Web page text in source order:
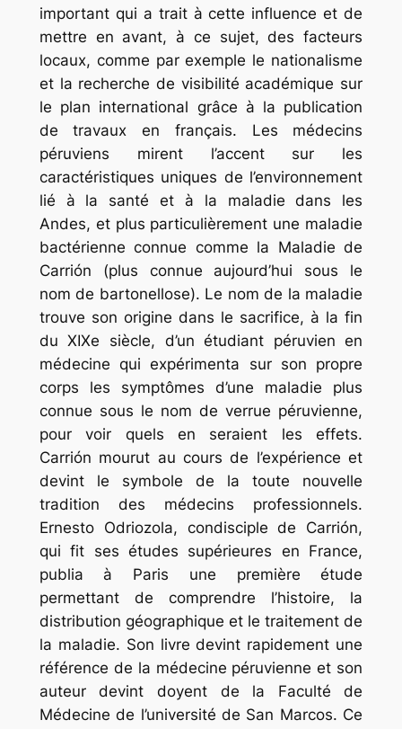
important qui a trait à cette influence et de
mettre en avant, à ce sujet, des facteurs
locaux, comme par exemple le nationalisme
et la recherche de visibilité académique sur
le plan international grâce à la publication
de travaux en français. Les médecins
péruviens mirent l’accent sur les
caractéristiques uniques de l’environnement
lié à la santé et à la maladie dans les
Andes, et plus particulièrement une maladie
bactérienne connue comme la Maladie de
Carrión (plus connue aujourd’hui sous le
nom de bartonellose). Le nom de la maladie
trouve son origine dans le sacrifice, à la fin
du XIXe siècle, d’un étudiant péruvien en
médecine qui expérimenta sur son propre
corps les symptômes d’une maladie plus
connue sous le nom de verrue péruvienne,
pour voir quels en seraient les effets.
Carrión mourut au cours de l’expérience et
devint le symbole de la toute nouvelle
tradition des médecins professionnels.
Ernesto Odriozola, condisciple de Carrión,
qui fit ses études supérieures en France,
publia à Paris une première étude
permettant de comprendre l’histoire, la
distribution géographique et le traitement de
la maladie. Son livre devint rapidement une
référence de la médecine péruvienne et son
auteur devint doyent de la Faculté de
Médecine de l’université de San Marcos. Ce